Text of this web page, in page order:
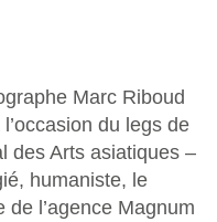
Marc Riboud
du legs de
des Arts asiatiques –
humaniste, le
l’agence Magnum